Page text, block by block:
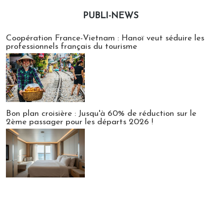
PUBLI-NEWS
Coopération France-Vietnam : Hanoï veut séduire les
professionnels français du tourisme
Bon plan croisière : Jusqu'à 60% de réduction sur le
2ème passager pour les départs 2026 !